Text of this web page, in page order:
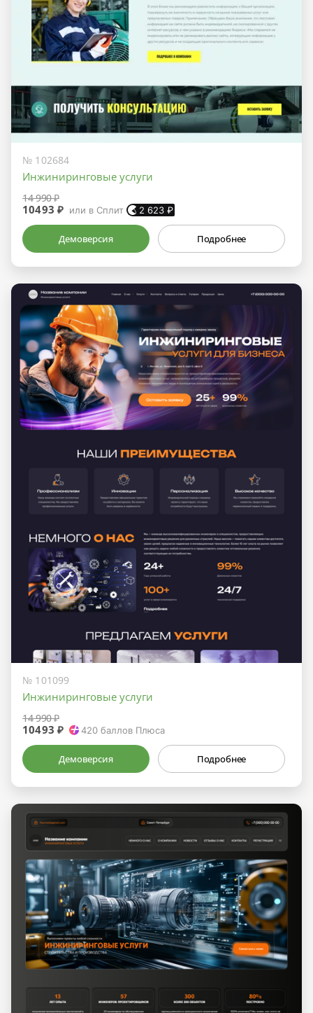
№ 102684
Инжиниринговые услуги
14 990 ₽
10493 ₽ или в Сплит 2 623 ₽
Демоверсия Подробнее
№ 101099
Инжиниринговые услуги
14 990 ₽
10493 ₽ 420 баллов Плюса
Демоверсия Подробнее